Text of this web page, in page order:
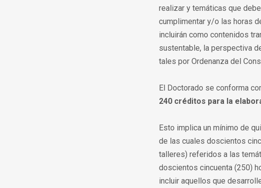
realizar y temáticas que
cumplimentar y/o las horas
incluirán como contenidos
sustentable, la perspectiva
tales por Ordenanza del
El Doctorado se conforma
240 créditos para la
Esto implica un mínimo de
de las cuales doscientos
talleres) referidos a las
doscientos cincuenta (250)
incluir aquellos que